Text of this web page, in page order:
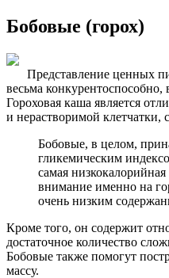
Бобовые (горох)
Представление ценных
весьма
Гороховая каша является
и нерастворимой клетчатки,
Бобовые, в целом,
гликемическим
самая
внимание именно на
очень низким
Кроме того, он содержит
достаточное количество
Бобовые также помогут
массу.